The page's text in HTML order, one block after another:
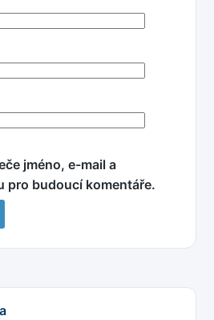
jméno, e-mail a
pro budoucí komentáře.